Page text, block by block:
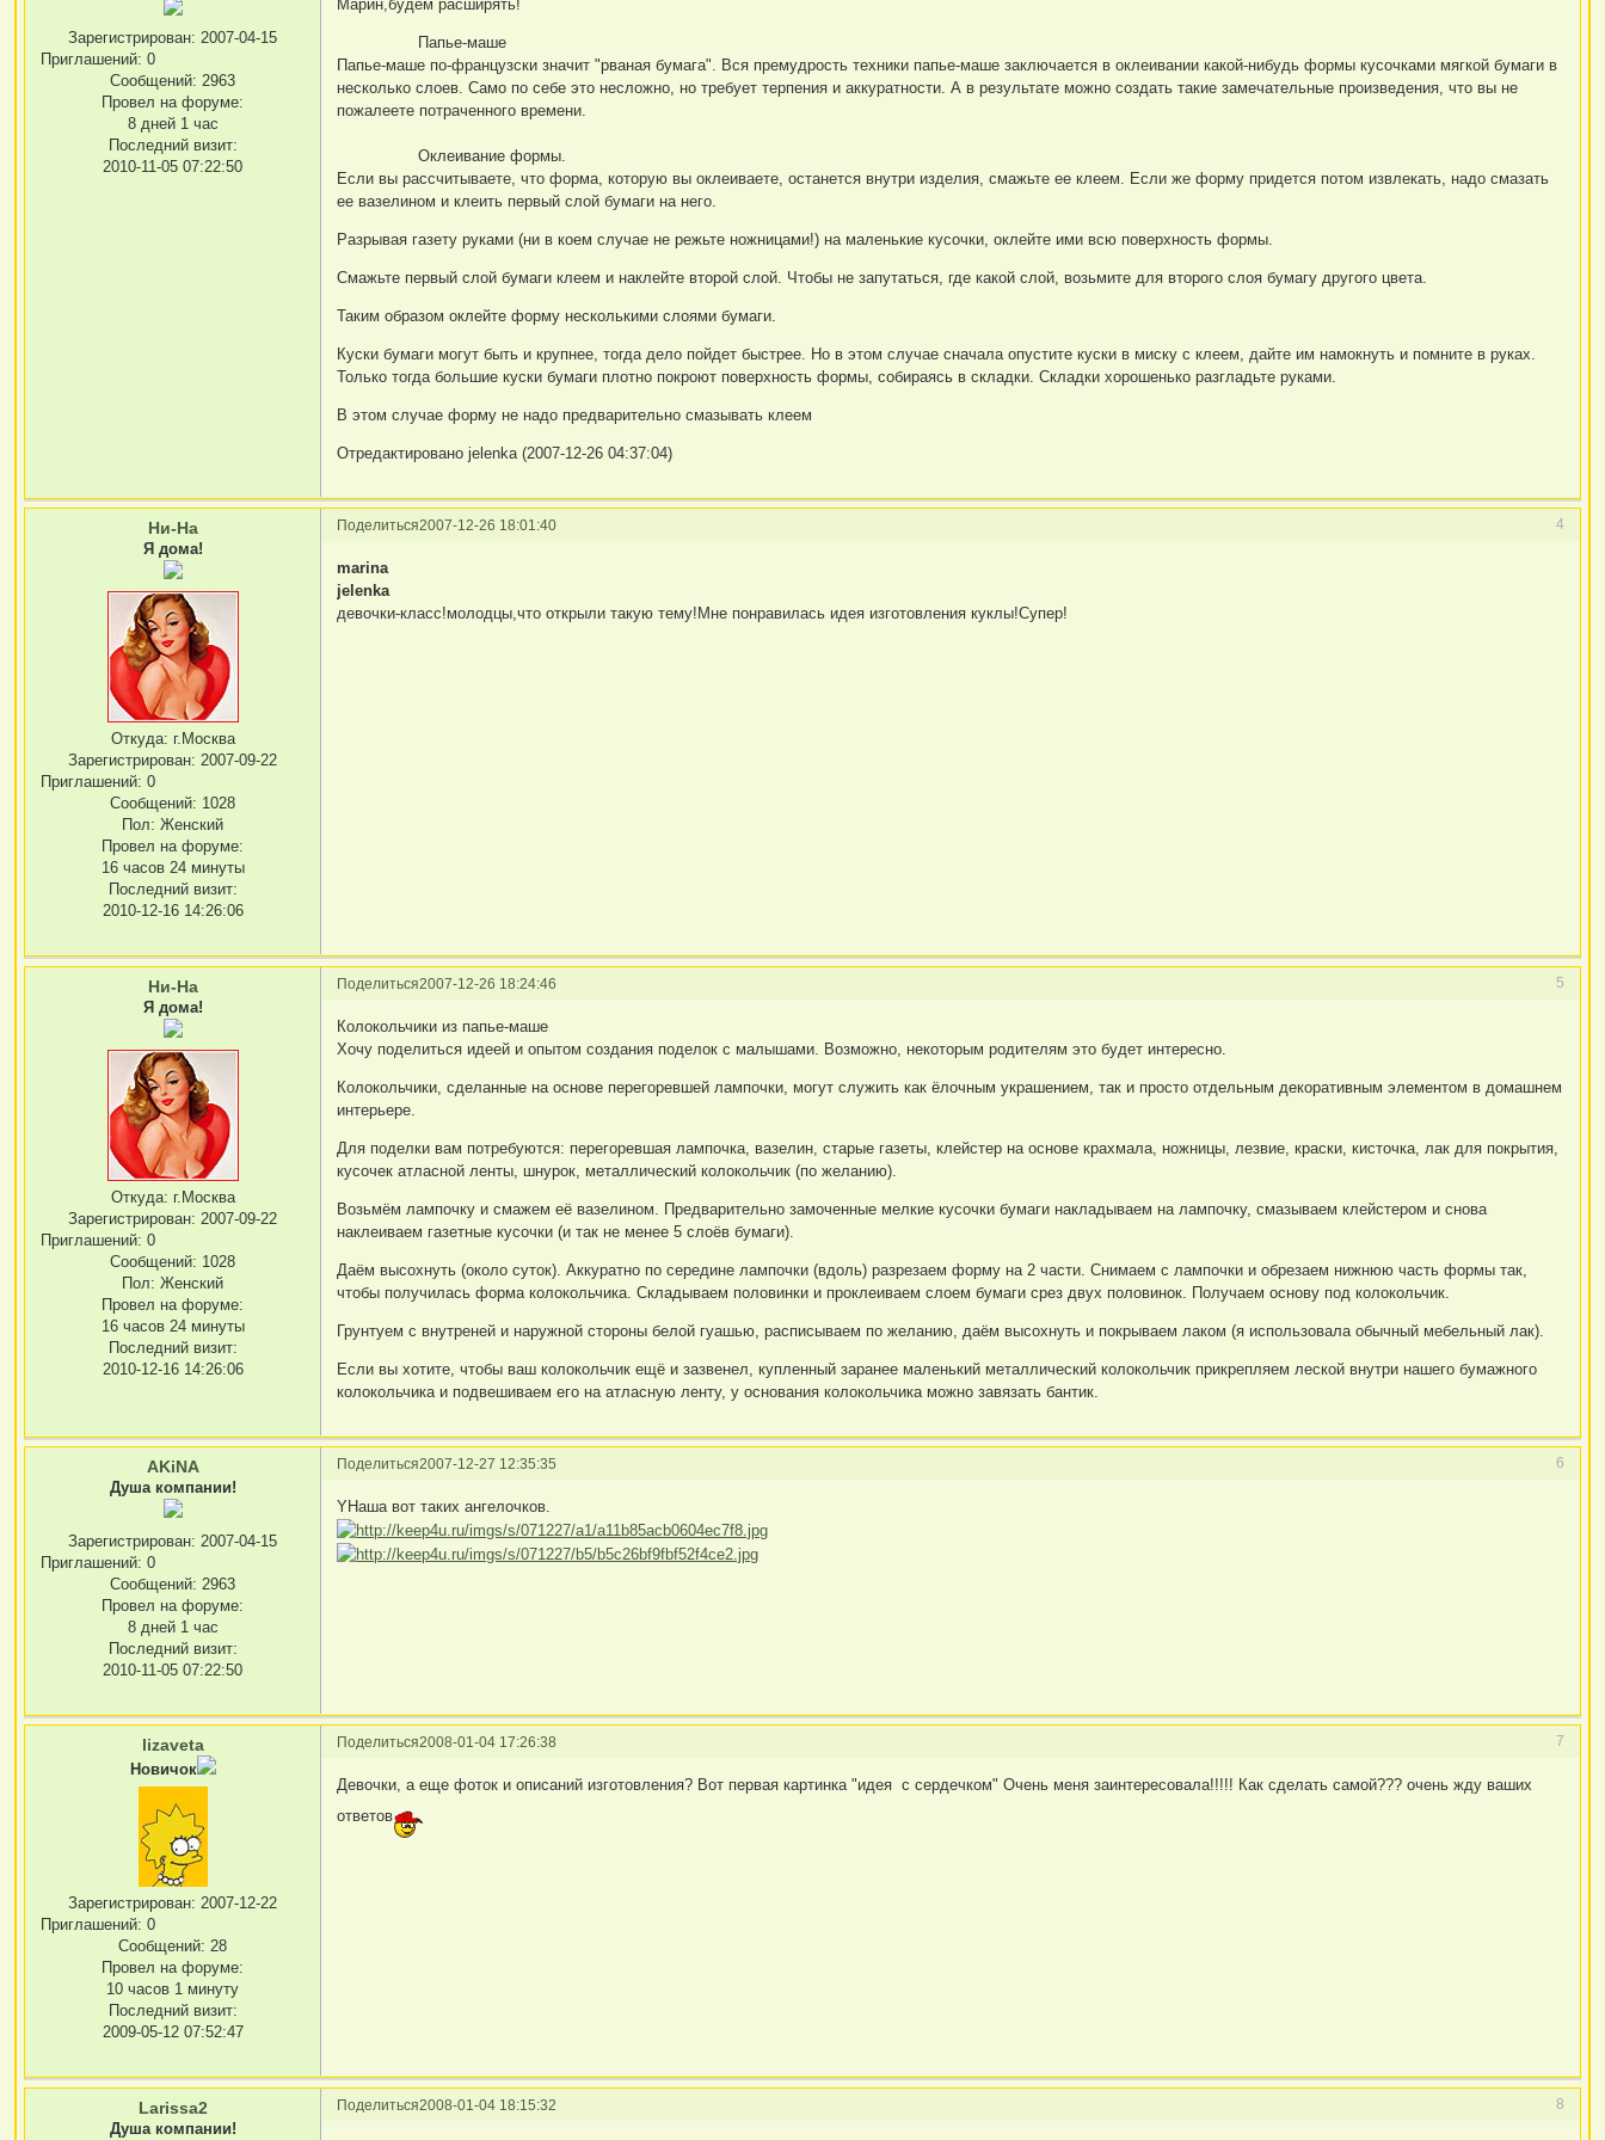
Зарегистрирован: 2007-04-15
Приглашений: 0
Сообщений: 2963
Провел на форуме:
8 дней 1 час
Последний визит:
2010-11-05 07:22:50
Марин,будем расширять!
Папье-маше
Папье-маше по-французски значит "рваная бумага". Вся премудрость техники папье-маше заключается в оклеивании какой-нибудь формы кусочками мягкой бумаги в
несколько слоев. Само по себе это несложно, но требует терпения и аккуратности. А в результате можно создать такие замечательные произведения, что вы не
пожалеете потраченного времени.
Оклеивание формы.
Если вы рассчитываете, что форма, которую вы оклеиваете, останется внутри изделия, смажьте ее клеем. Если же форму придется потом извлекать, надо смазать
ее вазелином и клеить первый слой бумаги на него.
Разрывая газету руками (ни в коем случае не режьте ножницами!) на маленькие кусочки, оклейте ими всю поверхность формы.
Смажьте первый слой бумаги клеем и наклейте второй слой. Чтобы не запутаться, где какой слой, возьмите для второго слоя бумагу другого цвета.
Таким образом оклейте форму несколькими слоями бумаги.
Куски бумаги могут быть и крупнее, тогда дело пойдет быстрее. Но в этом случае сначала опустите куски в миску с клеем, дайте им намокнуть и помните в руках.
Только тогда большие куски бумаги плотно покроют поверхность формы, собираясь в складки. Складки хорошенько разгладьте руками.
В этом случае форму не надо предварительно смазывать клеем
Отредактировано jelenka (2007-12-26 04:37:04)
Поделиться 4
2007-12-26 18:01:40
Ни-На
Я дома!
Откуда: г.Москва
Зарегистрирован: 2007-09-22
Приглашений: 0
Сообщений: 1028
Пол: Женский
Провел на форуме:
16 часов 24 минуты
Последний визит:
2010-12-16 14:26:06
marina
jelenka
девочки-класс!молодцы,что открыли такую тему!Мне понравилась идея изготовления куклы!Супер!
Поделиться 5
2007-12-26 18:24:46
Ни-На
Я дома!
Откуда: г.Москва
Зарегистрирован: 2007-09-22
Приглашений: 0
Сообщений: 1028
Пол: Женский
Провел на форуме:
16 часов 24 минуты
Последний визит:
2010-12-16 14:26:06
Колокольчики из папье-маше
Хочу поделиться идеей и опытом создания поделок с малышами. Возможно, некоторым родителям это будет интересно.
Колокольчики, сделанные на основе перегоревшей лампочки, могут служить как ёлочным украшением, так и просто отдельным декоративным элементом в домашнем
интерьере.
Для поделки вам потребуются: перегоревшая лампочка, вазелин, старые газеты, клейстер на основе крахмала, ножницы, лезвие, краски, кисточка, лак для покрытия,
кусочек атласной ленты, шнурок, металлический колокольчик (по желанию).
Возьмём лампочку и смажем её вазелином. Предварительно замоченные мелкие кусочки бумаги накладываем на лампочку, смазываем клейстером и снова
наклеиваем газетные кусочки (и так не менее 5 слоёв бумаги).
Даём высохнуть (около суток). Аккуратно по середине лампочки (вдоль) разрезаем форму на 2 части. Снимаем с лампочки и обрезаем нижнюю часть формы так,
чтобы получилась форма колокольчика. Складываем половинки и проклеиваем слоем бумаги срез двух половинок. Получаем основу под колокольчик.
Грунтуем с внутреней и наружной стороны белой гуашью, расписываем по желанию, даём высохнуть и покрываем лаком (я использовала обычный мебельный лак).
Если вы хотите, чтобы ваш колокольчик ещё и зазвенел, купленный заранее маленький металлический колокольчик прикрепляем леской внутри нашего бумажного
колокольчика и подвешиваем его на атласную ленту, у основания колокольчика можно завязать бантик.
Поделиться 6
2007-12-27 12:35:35
AKiNA
Душа компании!
Зарегистрирован: 2007-04-15
Приглашений: 0
Сообщений: 2963
Провел на форуме:
8 дней 1 час
Последний визит:
2010-11-05 07:22:50
YНаша вот таких ангелочков.
Поделиться 7
2008-01-04 17:26:38
lizaveta
Новичок
Зарегистрирован: 2007-12-22
Приглашений: 0
Сообщений: 28
Провел на форуме:
10 часов 1 минуту
Последний визит:
2009-05-12 07:52:47
Девочки, а еще фоток и описаний изготовления? Вот первая картинка "идея с сердечком" Очень меня заинтересовала!!!!! Как сделать самой??? очень жду ваших
ответов
Поделиться 8
2008-01-04 18:15:32
Larissa2
Душа компании!